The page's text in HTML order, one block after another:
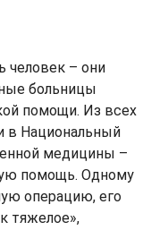
человек – они
больницы
помощи. Из всех
в Национальный
медицины –
помощь. Одному
операцию, его
тяжелое»,